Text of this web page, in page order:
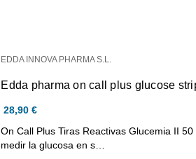
EDDA INNOVA PHARMA S.L.
Edda pharma on call plus glucose
28,90 €
On Call Plus Tiras Reactivas Glucemia II
medir la glucosa en s…